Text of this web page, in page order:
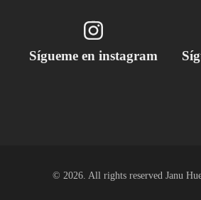
Sígueme en instagram
© 2026. All rights reserved Janu